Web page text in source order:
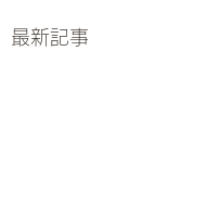
最新記事